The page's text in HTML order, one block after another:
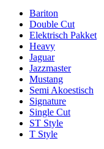
Bariton
Double Cut
Elektrisch Pakket
Heavy
Jaguar
Jazzmaster
Mustang
Semi Akoestisch
Signature
Single Cut
ST Style
T Style